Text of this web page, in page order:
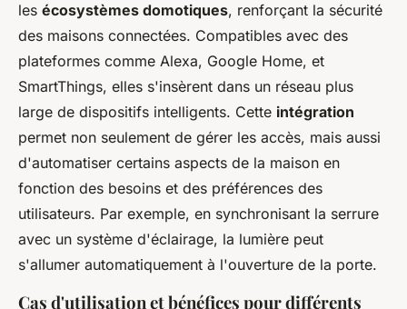
les écosystèmes domotiques, renforçant la sécurité
des maisons connectées. Compatibles avec des
plateformes comme Alexa, Google Home, et
SmartThings, elles s'insèrent dans un réseau plus
large de dispositifs intelligents. Cette intégration
permet non seulement de gérer les accès, mais aussi
d'automatiser certains aspects de la maison en
fonction des besoins et des préférences des
utilisateurs. Par exemple, en synchronisant la serrure
avec un système d'éclairage, la lumière peut
s'allumer automatiquement à l'ouverture de la porte.
Cas d'utilisation et bénéfices pour différents